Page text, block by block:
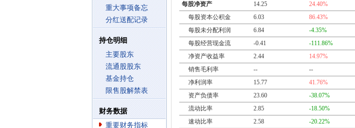
重大事项备忘
分红送配记录
持仓明细
主要股东
流通股股东
基金持仓
限售股解禁表
财务数据
重要财务指标
每股净资产
14.25 24.40%
每股资本公积金
6.03 86.43%
每股未分配利润
6.84 -4.35%
每股经营现金流
-0.41 -111.86%
净资产收益率
2.44 14.97%
销售毛利率
-- --
净利润率
15.77 41.76%
资产负债率
23.60 -38.07%
流动比率
2.85 -18.50%
速动比率
2.58 -20.22%